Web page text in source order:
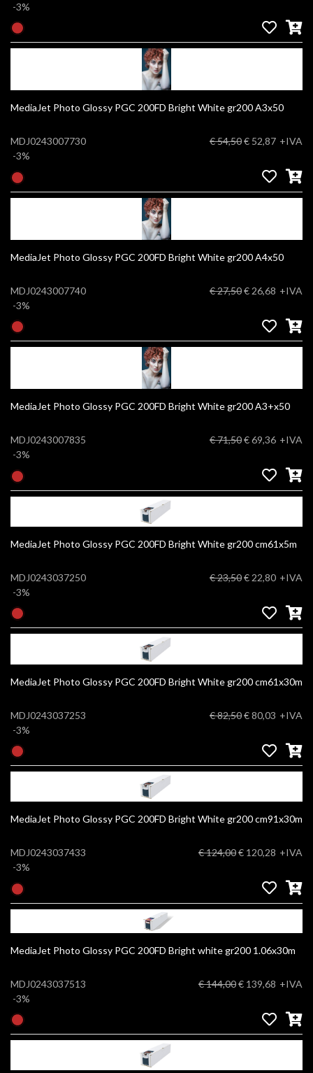
-3%
MediaJet Photo Glossy PGC 200FD Bright White gr200 A3x50
MDJ0243007730
-3%
€ 54,50€ 52,87 +IVA
MediaJet Photo Glossy PGC 200FD Bright White gr200 A4x50
MDJ0243007740
-3%
€ 27,50€ 26,68 +IVA
MediaJet Photo Glossy PGC 200FD Bright White gr200 A3+x50
MDJ0243007835
-3%
€ 71,50€ 69,36 +IVA
MediaJet Photo Glossy PGC 200FD Bright White gr200 cm61x5m
MDJ0243037250
-3%
€ 23,50€ 22,80 +IVA
MediaJet Photo Glossy PGC 200FD Bright White gr200 cm61x30m
MDJ0243037253
-3%
€ 82,50€ 80,03 +IVA
MediaJet Photo Glossy PGC 200FD Bright White gr200 cm91x30m
MDJ0243037433
-3%
€ 124,00€ 120,28 +IVA
MediaJet Photo Glossy PGC 200FD Bright white gr200 1.06x30m
MDJ0243037513
-3%
€ 144,00€ 139,68 +IVA